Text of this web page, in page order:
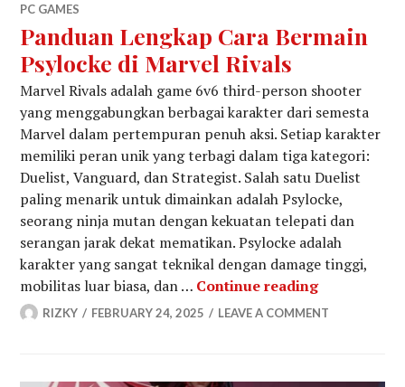
PC GAMES
Panduan Lengkap Cara Bermain
Psylocke di Marvel Rivals
Marvel Rivals adalah game 6v6 third-person shooter
yang menggabungkan berbagai karakter dari semesta
Marvel dalam pertempuran penuh aksi. Setiap karakter
memiliki peran unik yang terbagi dalam tiga kategori:
Duelist, Vanguard, dan Strategist. Salah satu Duelist
paling menarik untuk dimainkan adalah Psylocke,
seorang ninja mutan dengan kekuatan telepati dan
serangan jarak dekat mematikan. Psylocke adalah
karakter yang sangat teknikal dengan damage tinggi,
mobilitas luar biasa, dan … Continue readingPanduan
RIZKY FEBRUARY 24, 2025 LEAVE A COMMENT